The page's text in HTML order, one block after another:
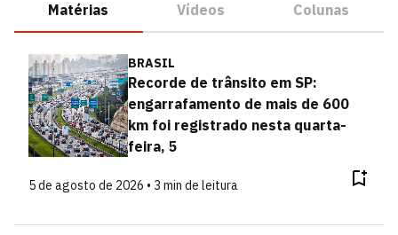
Matérias Vídeos Colunas
BRASIL
Recorde de trânsito em SP:
engarrafamento de mais de 600
km foi registrado nesta quarta-
feira, 5
5 de agosto de 2026 • 3 min de leitura